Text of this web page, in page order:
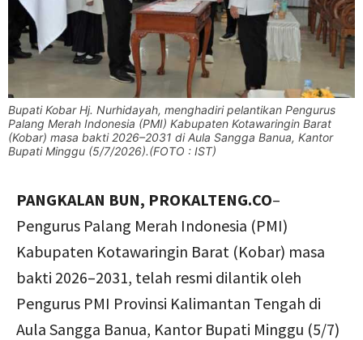
Bupati Kobar Hj. Nurhidayah, menghadiri pelantikan Pengurus
Palang Merah Indonesia (PMI) Kabupaten Kotawaringin Barat
(Kobar) masa bakti 2026–2031 di Aula Sangga Banua, Kantor
Bupati Minggu (5/7/2026).(FOTO : IST)
PANGKALAN BUN, PROKALTENG.CO–
Pengurus Palang Merah Indonesia (PMI)
Kabupaten Kotawaringin Barat (Kobar) masa
bakti 2026–2031, telah resmi dilantik oleh
Pengurus PMI Provinsi Kalimantan Tengah di
Aula Sangga Banua, Kantor Bupati Minggu (5/7)